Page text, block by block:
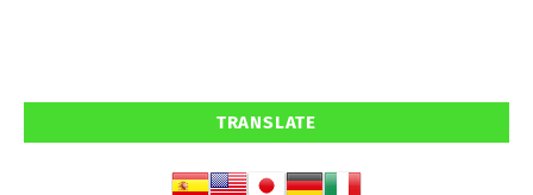
TRANSLATE